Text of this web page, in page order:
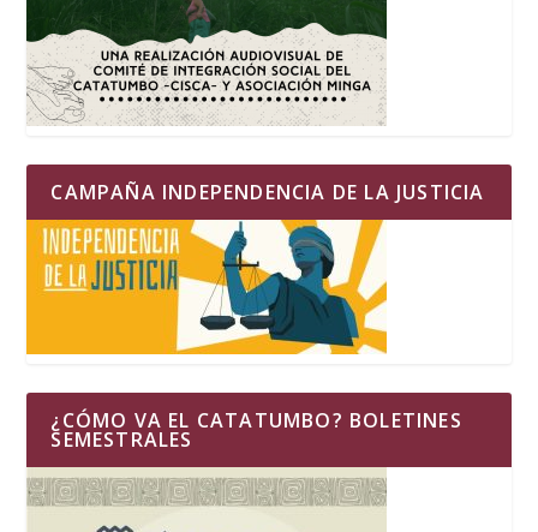
CAMPAÑA INDEPENDENCIA DE LA JUSTICIA
¿CÓMO VA EL CATATUMBO? BOLETINES
SEMESTRALES